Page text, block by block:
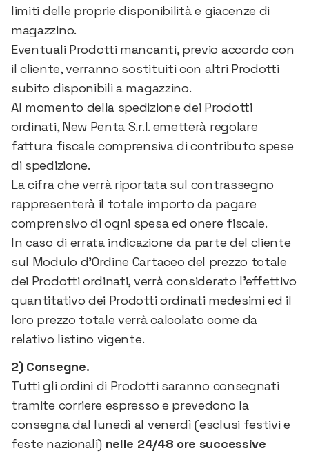
limiti delle proprie disponibilità e giacenze di
magazzino.
Eventuali Prodotti mancanti, previo accordo con
il cliente, verranno sostituiti con altri Prodotti
subito disponibili a magazzino.
Al momento della spedizione dei Prodotti
ordinati, New Penta S.r.l. emetterà regolare
fattura fiscale comprensiva di contributo spese
di spedizione.
La cifra che verrà riportata sul contrassegno
rappresenterà il totale importo da pagare
comprensivo di ogni spesa ed onere fiscale.
In caso di errata indicazione da parte del cliente
sul Modulo d’Ordine Cartaceo del prezzo totale
dei Prodotti ordinati, verrà considerato l’effettivo
quantitativo dei Prodotti ordinati medesimi ed il
loro prezzo totale verrà calcolato come da
relativo listino vigente.
2) Consegne.
Tutti gli ordini di Prodotti saranno consegnati
tramite corriere espresso e prevedono la
consegna dal lunedì al venerdì (esclusi festivi e
feste nazionali) nelle 24/48 ore successive